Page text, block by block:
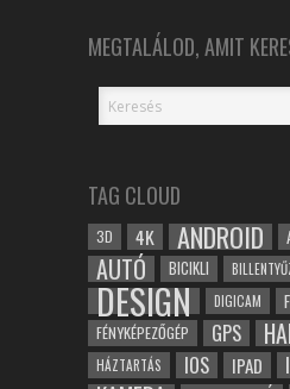
MEGTALÁLOD, AMIT
TAG CLOUD
3D 4K ANDROID
AUTÓ BICIKLI
DESIGN DIGICAM
FÉNYKÉPEZŐGÉP GPS
HÁZTARTÁS IOS IPAD